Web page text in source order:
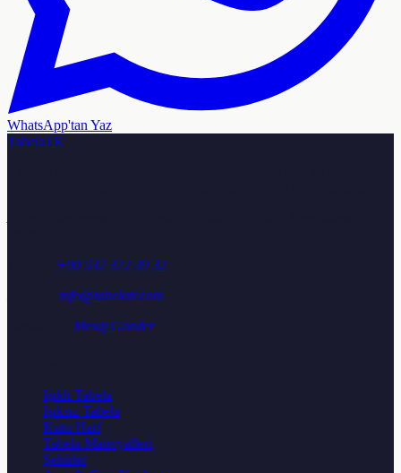
WhatsApp'tan Yaz
TabelaTR
+90 532 372 39 32
info@tabelatr.com
Mesaj Gonder
Işıklı Tabela
Işıksız Tabela
Kutu Harf
Tabela Materyalleri
Şehirler